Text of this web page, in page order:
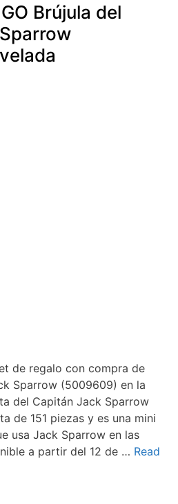
Brújula del
de regalo con compra de
Sparrow (5009609) en la
del Capitán Jack Sparrow
de 151 piezas y es una mini
usa Jack Sparrow en las
a partir del 12 de … Read